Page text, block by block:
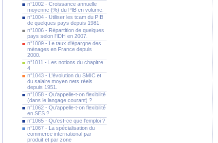
n°1002 - Croissance annuelle
moyenne (%) du PIB en volume.
n°1004 - Utiliser les tcam du PIB
de quelques pays depuis 1981.
n°1006 - Répartition de quelques
pays selon l'IDH en 2007.
n°1009 - Le taux d'épargne des
ménages en France depuis
2000.
n°1011 - Les notions du chapitre
4
n°1043 - L'évolution du SMIC et
du salaire moyen nets réels
depuis 1951.
n°1058 - Qu'appelle-t-on flexibilité
(dans le langage courant) ?
n°1062 - Qu'appelle-t-on flexibilité
en SES ?
n°1065 - Qu'est-ce que l'emploi ?
n°1067 - La spécialisation du
commerce international par
produit et par zone